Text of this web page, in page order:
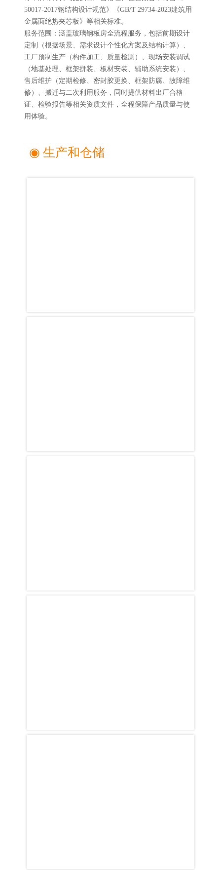
50017-2017钢结构设计规范》《GB/T 29734-2023建筑用
金属面绝热夹芯板》等相关标准。
服务范围：涵盖玻璃钢板房全流程服务，包括前期设计
定制（根据场景、需求设计个性化方案及结构计算）、
工厂预制生产（构件加工、质量检测）、现场安装调试
（地基处理、框架拼装、板材安装、辅助系统安装）、
售后维护（定期检修、密封胶更换、框架防腐、故障维
修）、搬迁与二次利用服务，同时提供材料出厂合格
证、检验报告等相关资质文件，全程保障产品质量与使
用体验。
◉ 生产和仓储